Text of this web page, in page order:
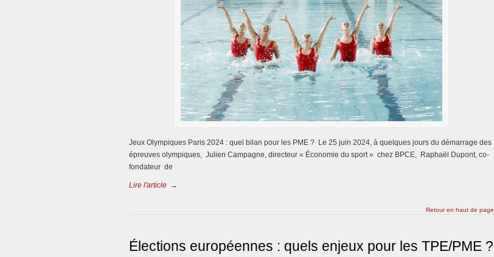
Jeux Olympiques Paris 2024 : quel bilan pour les PME ? Le 25 juin 2024, à quelques jours du démarrage des
épreuves olympiques, Julien Campagne, directeur « Économie du sport » chez BPCE, Raphaël Dupont, co-
fondateur de
Lire l'article →
Retour en haut de page
Élections européennes : quels enjeux pour les TPE/PME ?